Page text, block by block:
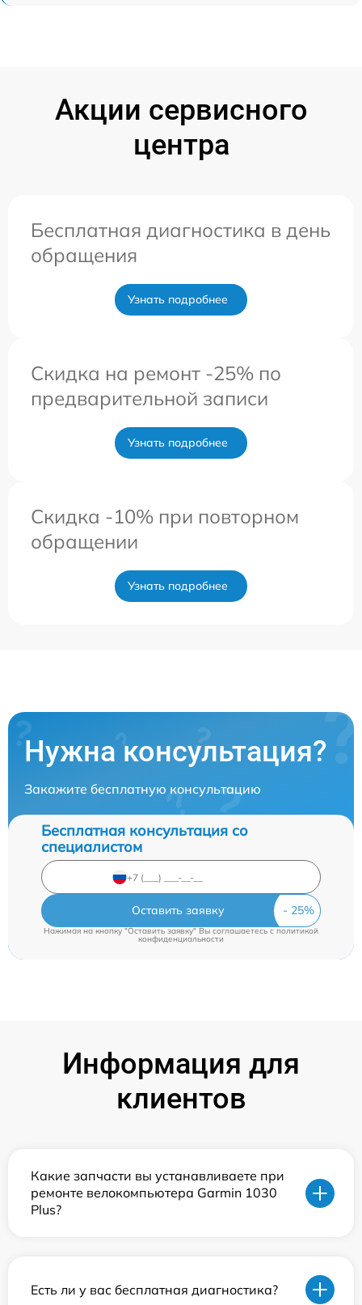
Акции сервисного
центра
Бесплатная диагностика в день
обращения
Узнать подробнее
Скидка на ремонт -25% по
предварительной записи
Узнать подробнее
Скидка -10% при повторном
обращении
Узнать подробнее
Нужна консультация?
Закажите бесплатную консультацию
Бесплатная консультация со
специалистом
Оставить заявку
Нажимая на кнопку "Оставить заявку" Вы соглашаетесь cполитикой
конфиденциальности
Информация для
клиентов
Какие запчасти вы устанавливаете при
ремонте велокомпьютера Garmin 1030
Plus?
Есть ли у вас бесплатная диагностика?